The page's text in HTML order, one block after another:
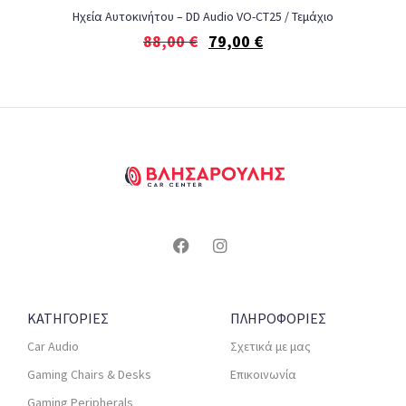
Ηχεία Αυτοκινήτου – DD Audio VO-CT25 / Τεμάχιο
88,00€ 79,00 €
ΚΑΤΗΓΟΡΙΕΣ
Car Audio
Gaming Chairs & Desks
Gaming Peripherals
ΠΛΗΡΟΦΟΡΙΕΣ
Σχετικά με μας
Επικοινωνία